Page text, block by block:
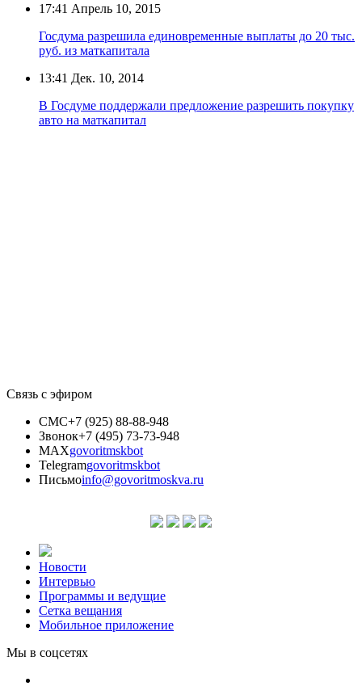
17:41 Апрель 10, 2015
Госдума разрешила единовременные выплаты до 20 тыс.
руб. из маткапитала
13:41 Дек. 10, 2014
В Госдуме поддержали предложение разрешить покупку
авто на маткапитал
Связь с эфиром
СМС+7 (925) 88-88-948
Звонок+7 (495) 73-73-948
MAXgovoritmskbot
Telegramgovoritmskbot
Письмоinfo@govoritmoskva.ru
Новости
Интервью
Программы и ведущие
Сетка вещания
Мобильное приложение
Мы в соцсетях